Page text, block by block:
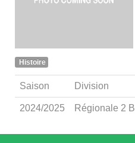
Histoire
Saison Division
2024/2025 Régionale 2 B